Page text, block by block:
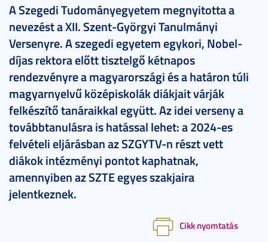
A Szegedi Tudományegyetem megnyitotta a
nevezést a XII. Szent-Györgyi Tanulmányi
Versenyre. A szegedi egyetem egykori, Nobel-
díjas rektora előtt tisztelgő kétnapos
rendezvényre a magyarországi és a határon túli
magyarnyelvű középiskolák diákjait várják
felkészítő tanáraikkal együtt. Az idei verseny a
továbbtanulásra is hatással lehet: a 2024-es
felvételi eljárásban az SZGYTV-n részt vett
diákok intézményi pontot kaphatnak,
amennyiben az SZTE egyes szakjaira
jelentkeznek.
Cikk nyomtatás